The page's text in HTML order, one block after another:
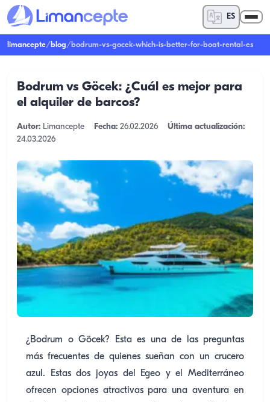
ES
limancepte/blog/bodrum-vs-gocek-which-is-better-for-boat-rental-es
Bodrum vs Göcek: ¿Cuál es mejor para
el alquiler de barcos?
Autor: Limancepte Fecha: 26.02.2026
Última actualización:
24.03.2026
¿Bodrum o Göcek? Esta es una de las preguntas
más frecuentes de quienes sueñan con un crucero
azul. Estas dos joyas del Egeo y el Mediterráneo
ofrecen opciones atractivas para una aventura en